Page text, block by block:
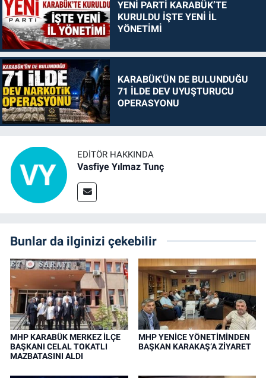
YENİ PARTİ KARABÜK’TE
KURULDU İŞTE YENİ İL
YÖNETİMİ
KARABÜK'ÜN DE BULUNDUĞU
71 İLDE DEV UYUŞTURUCU
OPERASYONU
EDITÖR HAKKINDA
Vasfiye Yılmaz Tunç
Bunlar da ilginizi çekebilir
MHP KARABÜK MERKEZ İLÇE
BAŞKANI CELAL TOKATLI
MAZBATASINI ALDI
MHP YENİCE YÖNETİMİNDEN
BAŞKAN KARAKAŞ’A ZİYARET